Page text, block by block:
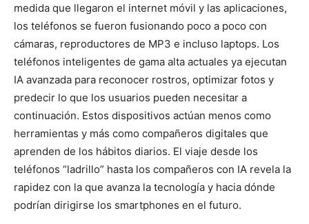
medida que llegaron el internet móvil y las aplicaciones,
los teléfonos se fueron fusionando poco a poco con
cámaras, reproductores de MP3 e incluso laptops. Los
teléfonos inteligentes de gama alta actuales ya ejecutan
IA avanzada para reconocer rostros, optimizar fotos y
predecir lo que los usuarios pueden necesitar a
continuación. Estos dispositivos actúan menos como
herramientas y más como compañeros digitales que
aprenden de los hábitos diarios. El viaje desde los
teléfonos “ladrillo” hasta los compañeros con IA revela la
rapidez con la que avanza la tecnología y hacia dónde
podrían dirigirse los smartphones en el futuro.